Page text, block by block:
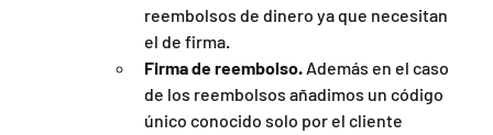
reembolsos de dinero ya que necesitan
el de firma.
Firma de reembolso. Además en el caso
de los reembolsos añadimos un código
único conocido solo por el cliente